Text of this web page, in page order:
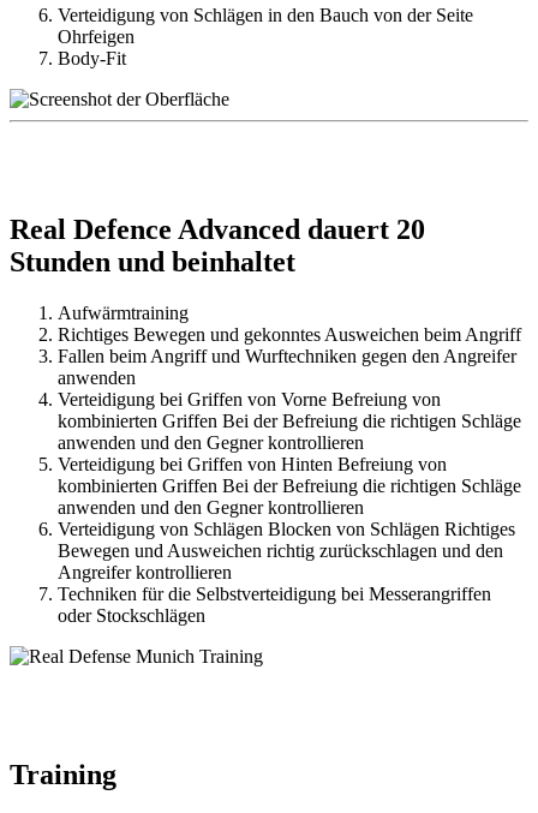
Verteidigung von Schlägen in den Bauch von der Seite
Ohrfeigen
Body-Fit
Real Defence Advanced dauert 20
Stunden und beinhaltet
Aufwärmtraining
Richtiges Bewegen und gekonntes Ausweichen beim Angriff
Fallen beim Angriff und Wurftechniken gegen den Angreifer
anwenden
Verteidigung bei Griffen von Vorne Befreiung von
kombinierten Griffen Bei der Befreiung die richtigen Schläge
anwenden und den Gegner kontrollieren
Verteidigung bei Griffen von Hinten Befreiung von
kombinierten Griffen Bei der Befreiung die richtigen Schläge
anwenden und den Gegner kontrollieren
Verteidigung von Schlägen Blocken von Schlägen Richtiges
Bewegen und Ausweichen richtig zurückschlagen und den
Angreifer kontrollieren
Techniken für die Selbstverteidigung bei Messerangriffen
oder Stockschlägen
Training